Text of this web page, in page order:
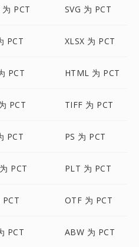
为 PCT SVG 为 PCT
PCT XLSX 为 PCT
PCT HTML 为 PCT
PCT TIFF 为 PCT
PCT PS 为 PCT
PCT PLT 为 PCT
PCT OTF 为 PCT
PCT ABW 为 PCT